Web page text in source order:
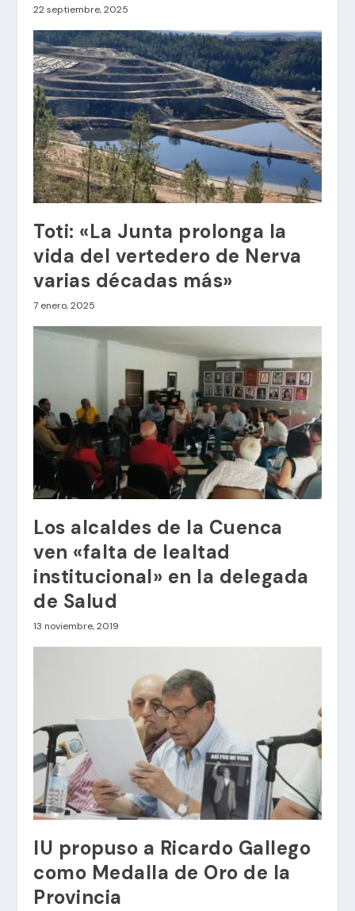
22 septiembre, 2025
Toti: «La Junta prolonga la
vida del vertedero de Nerva
varias décadas más»
7 enero, 2025
Los alcaldes de la Cuenca
ven «falta de lealtad
institucional» en la delegada
de Salud
13 noviembre, 2019
IU propuso a Ricardo Gallego
como Medalla de Oro de la
Provincia